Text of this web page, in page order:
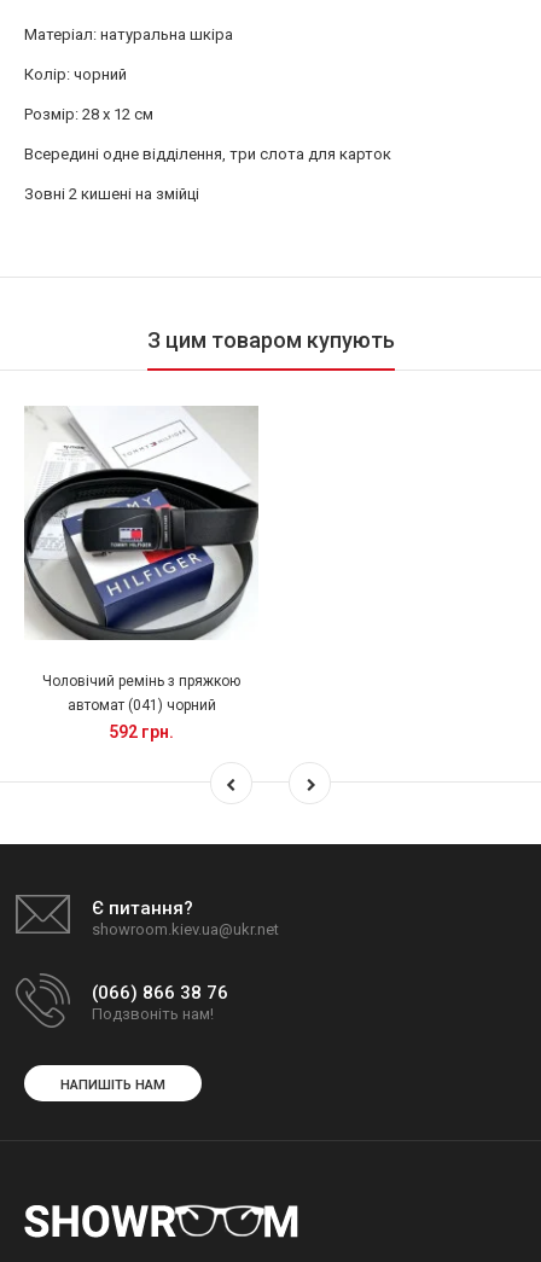
Матеріал: натуральна шкіра
Колір: чорний
Розмір: 28 х 12 см
Всередині одне відділення, три слота для карток
Зовні 2 кишені на змійці
З цим товаром купують
Чоловічий ремінь з пряжкою
автомат (041) чорний
592 грн.
Є питання?
showroom.kiev.ua@ukr.net
(066) 866 38 76
Подзвоніть нам!
НАПИШІТЬ НАМ